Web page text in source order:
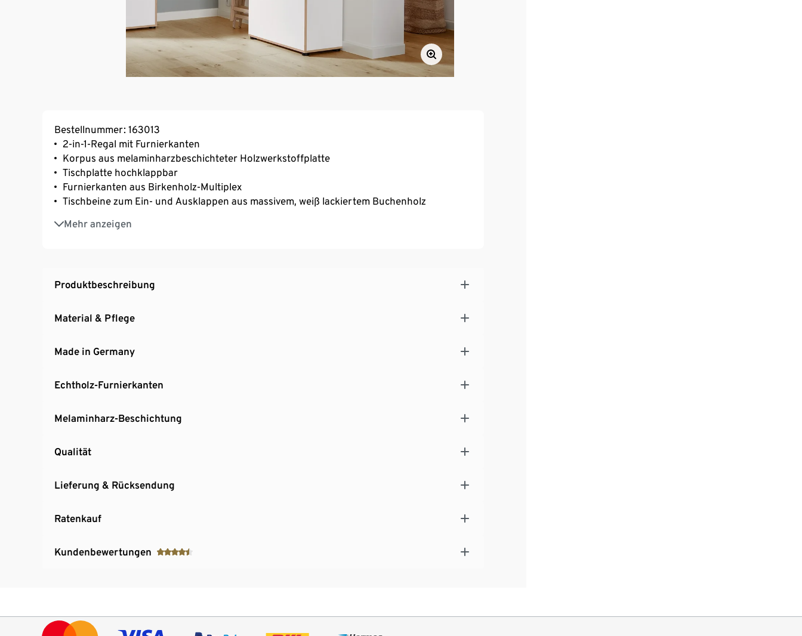
Bestellnummer: 163013
2-in-1-Regal mit Furnierkanten
Korpus aus melaminharzbeschichteter Holzwerkstoffplatte
Tischplatte hochklappbar
Furnierkanten aus Birkenholz-Multiplex
Tischbeine zum Ein- und Ausklappen aus massivem, weiß lackiertem Buchenholz
Mehr anzeigen
Mit insgesamt 6 individuell höhenverstellbaren Einlegeböden
Inkl. höhenverstellbaren Kunststofffüßen
Produktbeschreibung
Material & Pflege
Made in Germany
Echtholz-Furnierkanten
Melaminharz-Beschichtung
Qualität
Lieferung & Rücksendung
Ratenkauf
Kundenbewertungen